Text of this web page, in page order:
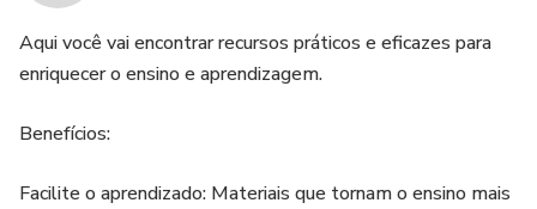
Aqui você vai encontrar recursos práticos e eficazes para
enriquecer o ensino e aprendizagem.
Benefícios:
Facilite o aprendizado: Materiais que tornam o ensino mais